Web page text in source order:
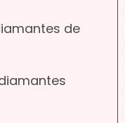
de